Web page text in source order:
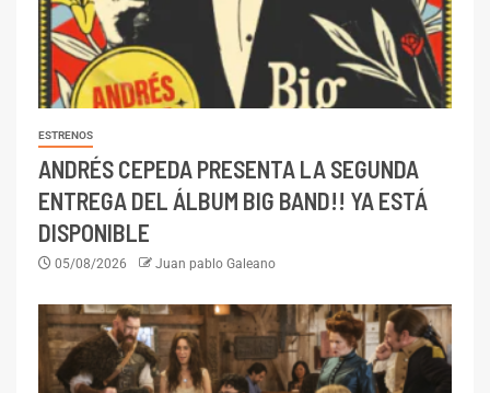
ESTRENOS
ANDRÉS CEPEDA PRESENTA LA SEGUNDA
ENTREGA DEL ÁLBUM BIG BAND!! YA ESTÁ
DISPONIBLE
05/08/2026 Juan pablo Galeano